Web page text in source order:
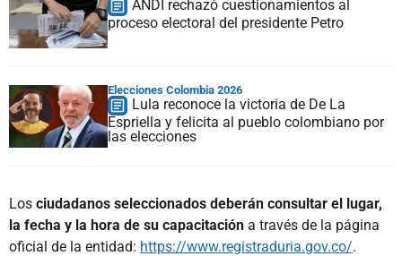
ANDI rechazó cuestionamientos al
proceso electoral del presidente Petro
Elecciones Colombia 2026
Lula reconoce la victoria de De La
Espriella y felicita al pueblo colombiano por
las elecciones
Los ciudadanos seleccionados deberán consultar el lugar,
la fecha y la hora de su capacitación a través de la página
oficial de la entidad: https://www.registraduria.gov.co/.